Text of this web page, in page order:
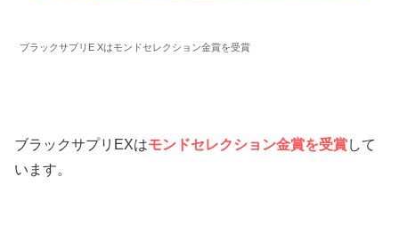
ブラックサプリE Xはモンドセレクション金賞を受賞
ブラックサプリEXはモンドセレクション金賞を受賞して
います。